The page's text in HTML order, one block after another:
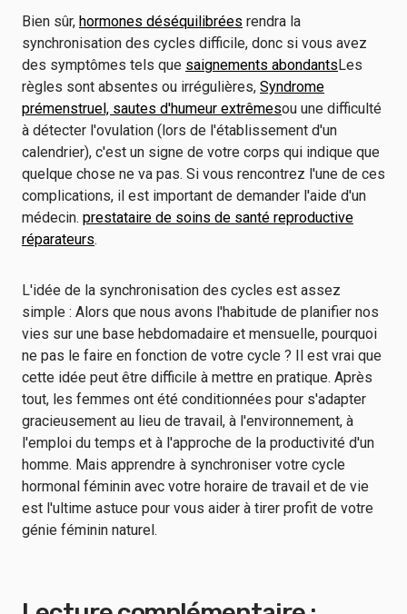
Bien sûr, hormones déséquilibrées rendra la
synchronisation des cycles difficile, donc si vous avez
des symptômes tels que saignements abondantsLes
règles sont absentes ou irrégulières, Syndrome
prémenstruel, sautes d'humeur extrêmesou une difficulté
à détecter l'ovulation (lors de l'établissement d'un
calendrier), c'est un signe de votre corps qui indique que
quelque chose ne va pas. Si vous rencontrez l'une de ces
complications, il est important de demander l'aide d'un
médecin. prestataire de soins de santé reproductive
réparateurs.
L'idée de la synchronisation des cycles est assez
simple : Alors que nous avons l'habitude de planifier nos
vies sur une base hebdomadaire et mensuelle, pourquoi
ne pas le faire en fonction de votre cycle ? Il est vrai que
cette idée peut être difficile à mettre en pratique. Après
tout, les femmes ont été conditionnées pour s'adapter
gracieusement au lieu de travail, à l'environnement, à
l'emploi du temps et à l'approche de la productivité d'un
homme. Mais apprendre à synchroniser votre cycle
hormonal féminin avec votre horaire de travail et de vie
est l'ultime astuce pour vous aider à tirer profit de votre
génie féminin naturel.